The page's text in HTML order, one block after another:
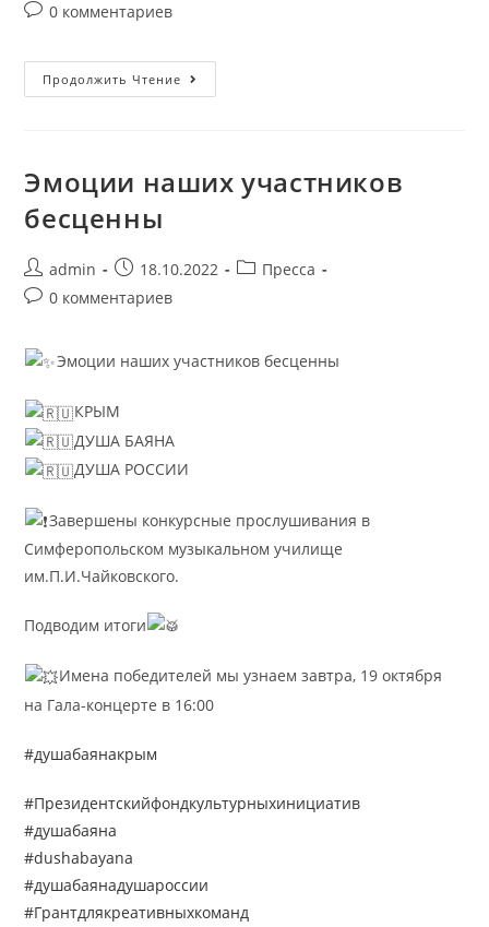
0 комментариев
Продолжить Чтение
Эмоции наших участников
бесценны
admin 18.10.2022
Пресса
0 комментариев
Эмоции наших участников бесценны
КРЫМ
ДУША БАЯНА
ДУША РОССИИ
Завершены конкурсные прослушивания в
Симферопольском музыкальном училище
им.П.И.Чайковского.
Подводим итоги
Имена победителей мы узнаем завтра, 19 октября
на Гала-концерте в 16:00
#душабаянакрым
#Президентскийфондкультурныхинициатив
#душабаяна
#dushabayana
#душабаянадушароссии
#Грантдлякреативныхкоманд